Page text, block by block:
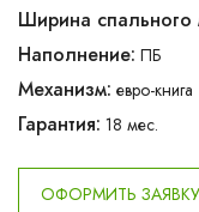
Ширина спального
Наполнение: ПБ
Механизм: евро-книга
Гарантия: 18 мес.
ОФОРМИТЬ ЗАЯВКУ